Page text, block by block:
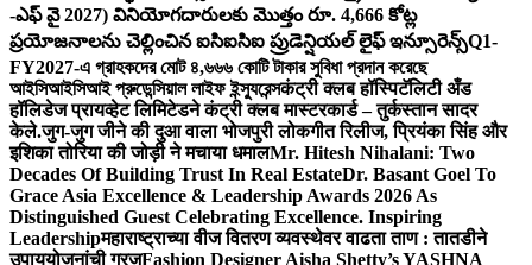
-ఎఫ్ వై 2027) వినియోగదారులకు మొత్తం రూ. 4,666 కోట్ల
ప్రయోజనాలను చెల్లించిన ఐసిఐసిఐ ప్రుడెన్షియల్ లైఫ్ ఇన్సూరెన్స్Q1-
FY2027-এ গ্রাহকদের মোট ৪,৬৬৬ কোটি টাকার সুবিধা প্রদান করেছে
আইসিআইসিআই প্রুডেন্সিয়াল লাইফ ইন্স্যুরেন্সकंट्री क्लब हॉस्पिटॅलिटी अँड
हॉलिडेज प्रायव्हेट लिमिटेडने कंट्री क्लब मास्टरकार्ड – तुर्कस्तान सादर
केले.जुग-जुग जीने की दुआ वाला भोजपुरी लोकगीत रिलीज, प्रियंका सिंह और
इशिका तोरिया की जोड़ी ने मचाया धमालMr. Hitesh Nihalani: Two
Decades Of Building Trust In Real EstateDr. Basant Goel To
Grace Asia Excellence & Leadership Awards 2026 As
Distinguished Guest Celebrating Excellence. Inspiring
Leadershipमहाराष्ट्राच्या वीज वितरण व्यवस्थेवर वाढता ताण : तातडीने
उपाययोजनांची गरजFashion Designer Aisha Shetty’s YASHNA